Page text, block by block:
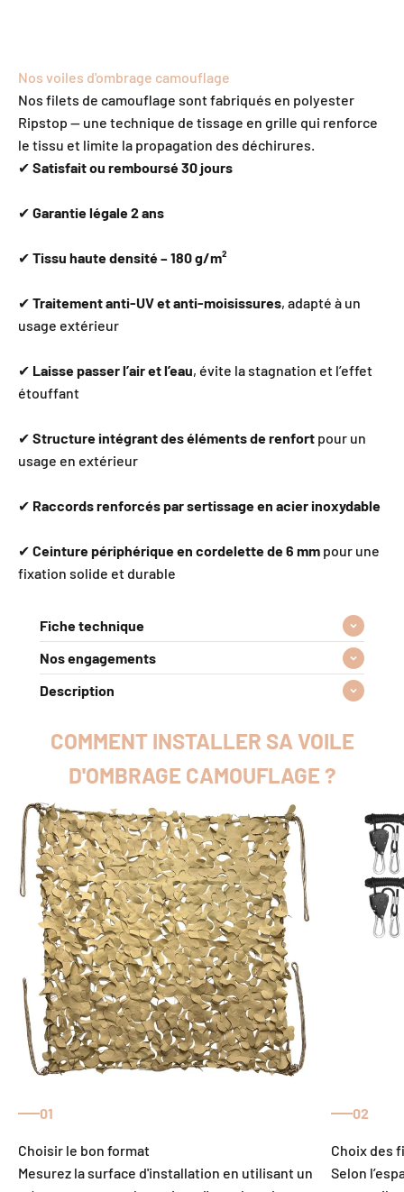
Nos voiles d'ombrage camouflage
Nos filets de camouflage sont fabriqués en polyester
Ripstop — une technique de tissage en grille qui renforce
le tissu et limite la propagation des déchirures.
✔ Satisfait ou remboursé 30 jours
✔ Garantie légale 2 ans
✔ Tissu haute densité – 180 g/m²
✔ Traitement anti-UV et anti-moisissures, adapté à un
usage extérieur
✔ Laisse passer l’air et l’eau, évite la stagnation et l’effet
étouffant
✔ Structure intégrant des éléments de renfort pour un
usage en extérieur
✔ Raccords renforcés par sertissage en acier inoxydable
✔ Ceinture périphérique en cordelette de 6 mm pour une
fixation solide et durable
Fiche technique
Nos engagements
Description
COMMENT INSTALLER SA VOILE
D'OMBRAGE CAMOUFLAGE ?
01
Mesurez la surface d'installation en utilisant un
02
Selon